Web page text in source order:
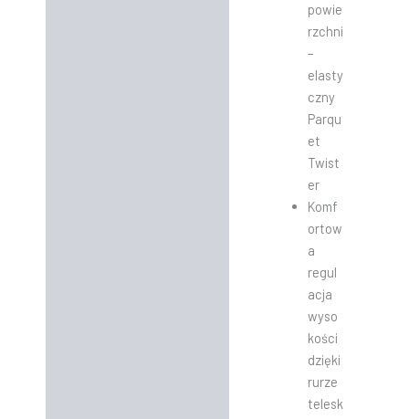
powie
rzchni
–
elasty
czny
Parqu
et
Twist
er
Komf
ortow
a
regul
acja
wyso
kości
dzięki
rurze
telesk